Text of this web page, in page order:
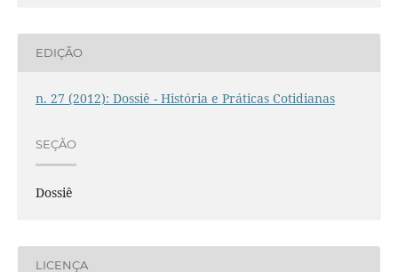
EDIÇÃO
n. 27 (2012): Dossiê - História e Práticas Cotidianas
SEÇÃO
Dossiê
LICENÇA